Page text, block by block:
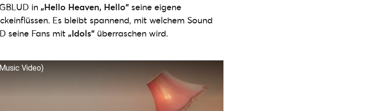
in „Hello Heaven, Hello“ seine eigene
Es bleibt spannend, mit welchem Sound
seine Fans mit „Idols“ überraschen wird.
Video)